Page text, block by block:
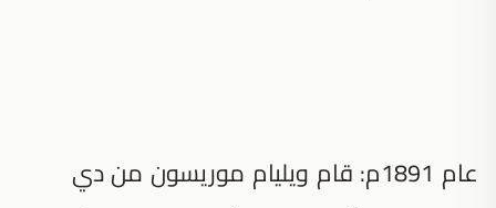
عام 1891م: قام ويليام موريسون من دي